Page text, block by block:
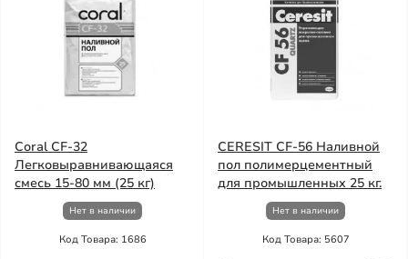
Coral СF-32
Легковыравнивающаяся
смесь 15-80 мм (25 кг)
Нет в наличии
Код Товара: 1686
CERESIT CF-56 Наливной
пол полимерцементный
для промышленных 25 кг.
Нет в наличии
Код Товара: 5607